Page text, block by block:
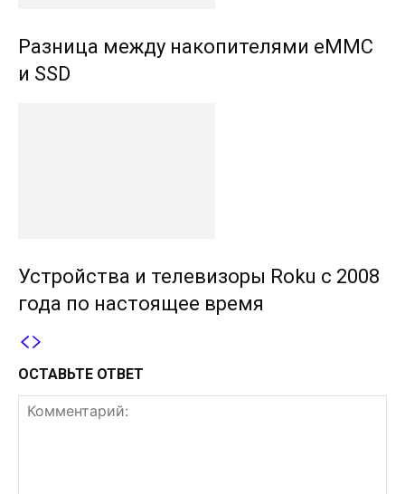
Разница между накопителями eMMC
и SSD
Устройства и телевизоры Roku с 2008
года по настоящее время
ОСТАВЬТЕ ОТВЕТ